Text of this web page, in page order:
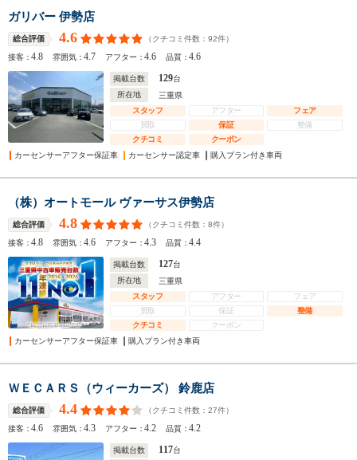
ガリバー 伊勢店
総合評価 4.6 （クチコミ件数： 92件）
接客：4.8 雰囲気：4.7 アフター：4.6 品質：4.6
掲載台数 129台
所在地
三重県
スタッフ
アフター
フェア
買取
保証
整備
クチコミ
クーポン
カーセンサーアフター保証車
カーセンサー認定車 購入プラン付き車両
（株）オートモール ヴァーサス伊勢店
総合評価 4.8 （クチコミ件数： 8件）
接客：4.8 雰囲気：4.6 アフター：4.3 品質：4.4
掲載台数 127台
所在地
三重県
スタッフ
アフター
フェア
買取
保証
整備
クチコミ
クーポン
カーセンサーアフター保証車
購入プラン付き車両
ＷＥＣＡＲＳ（ウィーカーズ） 鈴鹿店
総合評価 4.4 （クチコミ件数： 27件）
接客：4.6 雰囲気：4.3 アフター：4.2 品質：4.2
掲載台数 117台